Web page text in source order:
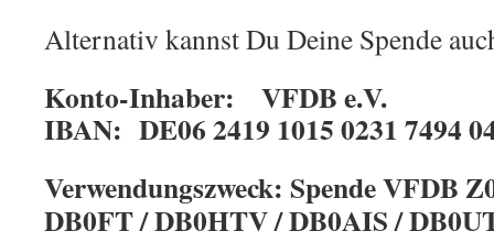
Alternativ kannst Du Deine Spende
Konto-Inhaber: VFDB e.V.
IBAN: DE06 2419 1015 0231 7494
Verwendungszweck: Spende VFDB
DB0FT / DB0HTV / DB0AIS /